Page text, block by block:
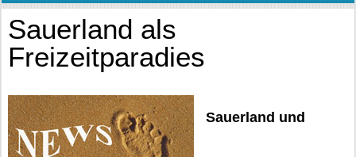
Sauerland als
Freizeitparadies
Sauerland und